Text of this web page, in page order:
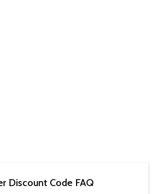
Discount Code FAQ